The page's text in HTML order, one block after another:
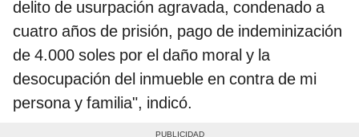
delito de usurpación agravada, condenado a
cuatro años de prisión, pago de indeminización
de 4.000 soles por el daño moral y la
desocupación del inmueble en contra de mi
persona y familia", indicó.